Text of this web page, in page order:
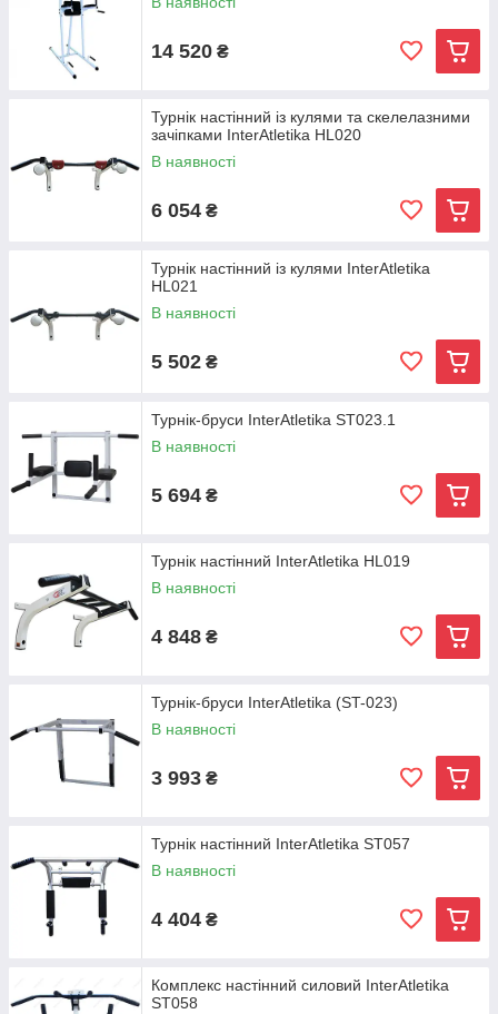
14 520 ₴
Турнік настінний із кулями та скелелазними
зачіпками InterAtletika HL020
В наявності
6 054 ₴
Турнік настінний із кулями InterAtletika
HL021
В наявності
5 502 ₴
Турнік-бруси InterAtletika SТ023.1
В наявності
5 694 ₴
Турнік настінний InterAtletika HL019
В наявності
4 848 ₴
Турнік-бруси InterAtletika (ST-023)
В наявності
3 993 ₴
Турнік настінний InterAtletika ST057
В наявності
4 404 ₴
Комплекс настінний силовий InterAtletika
ST058